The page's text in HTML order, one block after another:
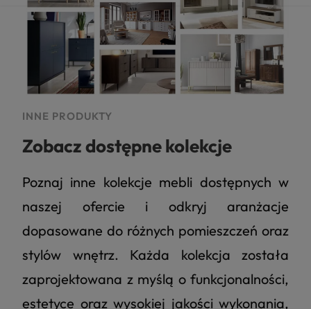
INNE PRODUKTY
Zobacz dostępne kolekcje
Poznaj inne kolekcje mebli dostępnych w
naszej ofercie i odkryj aranżacje
dopasowane do różnych pomieszczeń oraz
stylów wnętrz. Każda kolekcja została
zaprojektowana z myślą o funkcjonalności,
estetyce oraz wysokiej jakości wykonania,